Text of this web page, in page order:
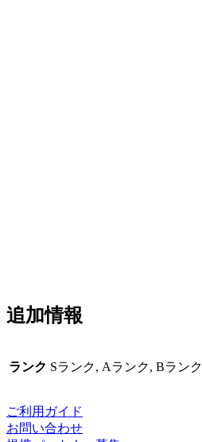
追加情報
ランク Sランク, Aランク, Bランク
ご利用ガイド
お問い合わせ